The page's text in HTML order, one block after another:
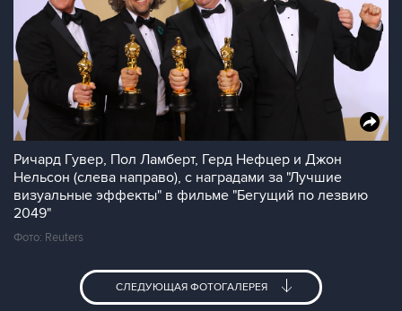
Ричард Гувер, Пол Ламберт, Герд Нефцер и Джон
Нельсон (слева направо), с наградами за "Лучшие
визуальные эффекты" в фильме "Бегущий по лезвию
2049"
Фото: Reuters
СЛЕДУЮЩАЯ ФОТОГАЛЕРЕЯ